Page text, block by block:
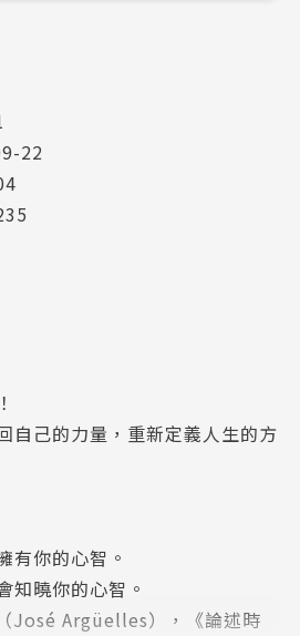
22
自己的力量，重新定義人生的方
有你的心智。
知曉你的心智。
José Argüelles），《論述時